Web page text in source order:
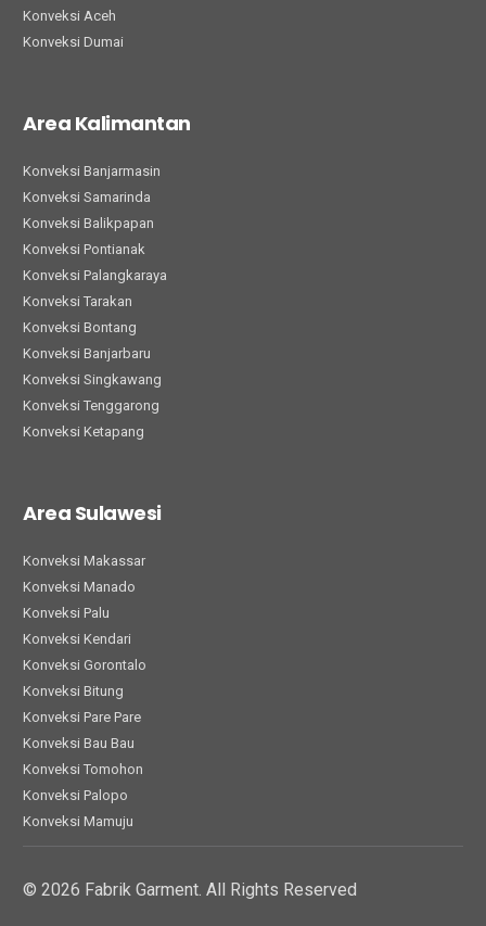
Konveksi Aceh
Konveksi Dumai
Area Kalimantan
Konveksi Banjarmasin
Konveksi Samarinda
Konveksi Balikpapan
Konveksi Pontianak
Konveksi Palangkaraya
Konveksi Tarakan
Konveksi Bontang
Konveksi Banjarbaru
Konveksi Singkawang
Konveksi Tenggarong
Konveksi Ketapang
Area Sulawesi
Konveksi Makassar
Konveksi Manado
Konveksi Palu
Konveksi Kendari
Konveksi Gorontalo
Konveksi Bitung
Konveksi Pare Pare
Konveksi Bau Bau
Konveksi Tomohon
Konveksi Palopo
Konveksi Mamuju
© 2026 Fabrik Garment. All Rights Reserved